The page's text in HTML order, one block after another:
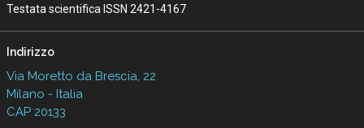
Testata scientifica ISSN 2421-4167
Indirizzo
Via Moretto da Brescia, 22
Milano - Italia
CAP 20133